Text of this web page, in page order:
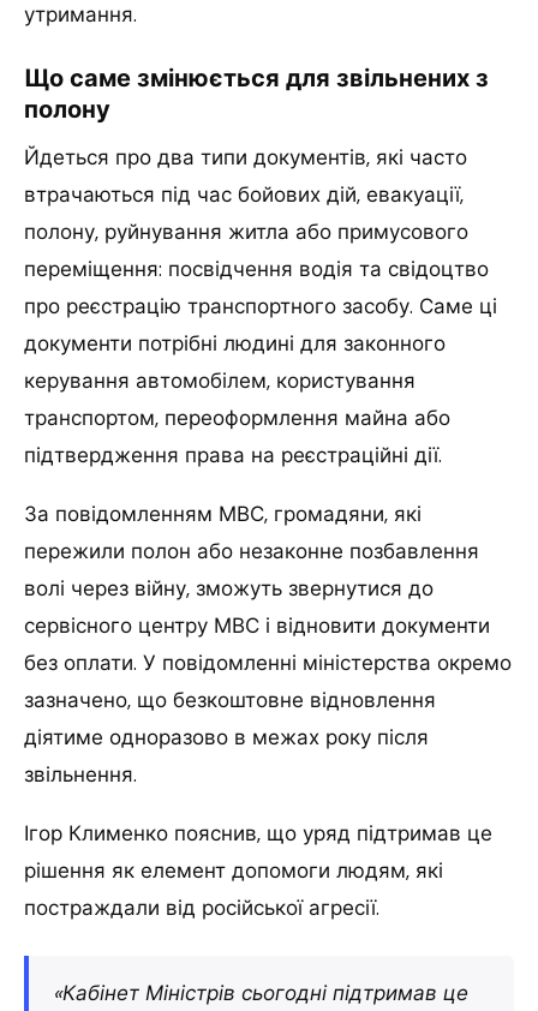
утримання.
Що саме змінюється для звільнених з
полону
Йдеться про два типи документів, які часто
втрачаються під час бойових дій, евакуації,
полону, руйнування житла або примусового
переміщення: посвідчення водія та свідоцтво
про реєстрацію транспортного засобу. Саме ці
документи потрібні людині для законного
керування автомобілем, користування
транспортом, переоформлення майна або
підтвердження права на реєстраційні дії.
За повідомленням МВС, громадяни, які
пережили полон або незаконне позбавлення
волі через війну, зможуть звернутися до
сервісного центру МВС і відновити документи
без оплати. У повідомленні міністерства окремо
зазначено, що безкоштовне відновлення
діятиме одноразово в межах року після
звільнення.
Ігор Клименко пояснив, що уряд підтримав це
рішення як елемент допомоги людям, які
постраждали від російської агресії.
«Кабінет Міністрів сьогодні підтримав це